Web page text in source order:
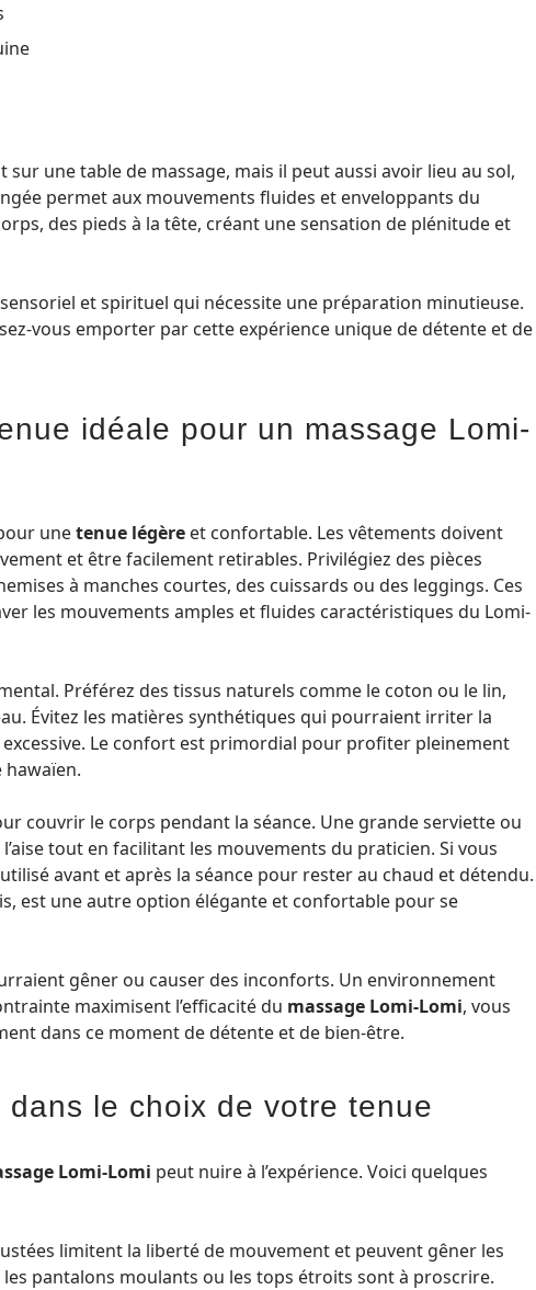
une table de massage, mais il peut aussi avoir lieu au sol,
permet aux mouvements fluides et enveloppants du
des pieds à la tête, créant une sensation de plénitude et
et spirituel qui nécessite une préparation minutieuse.
vous emporter par cette expérience unique de détente et de
idéale pour un massage Lomi-
unetenue légère et confortable. Les vêtements doivent
et être facilement retirables. Privilégiez des pièces
à manches courtes, des cuissards ou des leggings. Ces
les mouvements amples et fluides caractéristiques du Lomi-
Préférez des tissus naturels comme le coton ou le lin,
Évitez les matières synthétiques qui pourraient irriter la
Le confort est primordial pour profiter pleinement
hawaïen.
couvrir le corps pendant la séance. Une grande serviette ou
tout en facilitant les mouvements du praticien. Si vous
avant et après la séance pour rester au chaud et détendu.
est une autre option élégante et confortable pour se
gêner ou causer des inconforts. Un environnement
maximisent l’efficacité du massage Lomi-Lomi, vous
dans ce moment de détente et de bien-être.
le choix de votre tenue
Lomi-Lomi peut nuire à l’expérience. Voici quelques
limitent la liberté de mouvement et peuvent gêner les
pantalons moulants ou les tops étroits sont à proscrire.